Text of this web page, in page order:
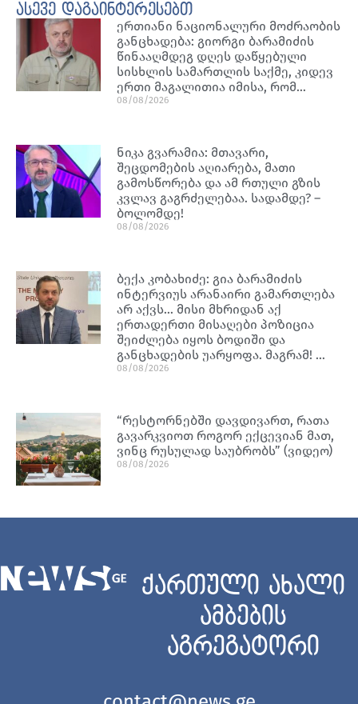
ასევე დაგაინტერესებთ
ერთიანი ნაციონალური მოძრაობის
განცხადება: გიორგი ბარამიძის
წინააღმდეგ დღეს დაწყებული
სისხლის სამართლის საქმე, კიდევ
ერთი მაგალითია იმისა, რომ…
08/08/2026
ნიკა გვარამია: მთავარი,
შეცდომების აღიარება, მათი
გამოსწორება და ამ რთული გზის
კვლავ გაგრძელებაა. სადამდე? –
ბოლომდე!
08/08/2026
ბექა კობახიძე: გია ბარამიძის
ინტერვიუს არანაირი გამართლება
არ აქვს… მისი მხრიდან აქ
ერთადერთი მისაღები პოზიცია
შეიძლება იყოს ბოდიში და
განცხადების უარყოფა. მაგრამ! …
08/08/2026
“რესტორნებში დავდივართ, რათა
გავარკვიოთ როგორ ექცევიან მათ,
ვინც რუსულად საუბრობს” (ვიდეო)
08/08/2026
ქართული ახალი
ამბების
აგრეგატორი